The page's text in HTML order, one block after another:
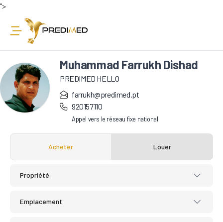
">
Muhammad Farrukh Dishad
PREDIMED HELLO
farrukh@predimed.pt
920157110
Appel vers le réseau fixe national
Acheter Louer
Propriété
Emplacement